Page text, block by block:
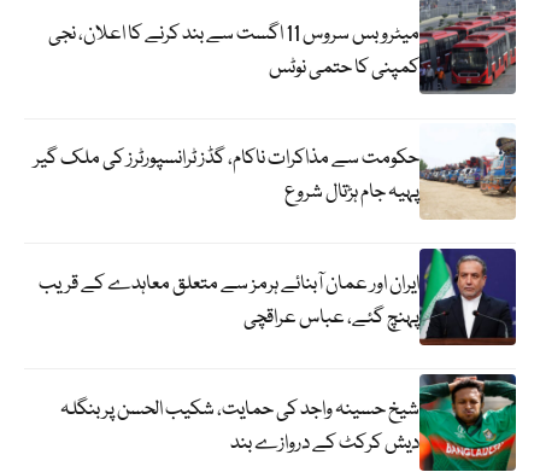
میٹرو بس سروس 11 اگست سے بند کرنے کا اعلان، نجی
کمپنی کا حتمی نوٹس
حکومت سے مذاکرات ناکام، گڈز ٹرانسپورٹرز کی ملک گیر
پہیہ جام ہڑتال شروع
ایران اور عمان آبنائے ہرمز سے متعلق معاہدے کے قریب
پہنچ گئے، عباس عراقچی
شیخ حسینہ واجد کی حمایت، شکیب الحسن پر بنگلہ
دیش کرکٹ کے دروازے بند